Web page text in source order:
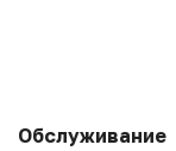
Обслуживание